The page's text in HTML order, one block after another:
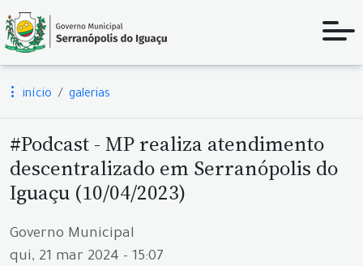
início galerias
#Podcast - MP realiza atendimento
descentralizado em Serranópolis do
Iguaçu (10/04/2023)
Governo Municipal
qui, 21 mar 2024 - 15:07